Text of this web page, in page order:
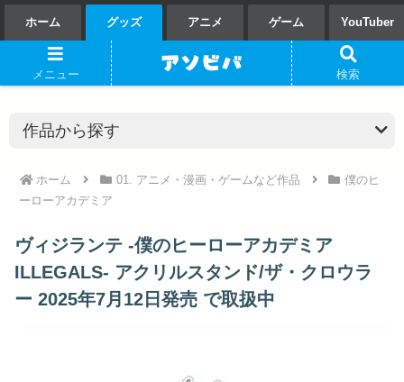
ホーム グッズ アニメ ゲーム YouTuber
ホーム 01. アニメ・漫画・ゲームなど作品
僕のヒ
ーローアカデミア
ヴィジランテ -僕のヒーローアカデミア
ILLEGALS- アクリルスタンド/ザ・クロウラ
ー 2025年7月12日発売 で取扱中
メニュー 検索